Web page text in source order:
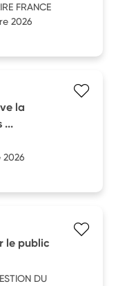
FRANCE
2026
la
...
le public
DU